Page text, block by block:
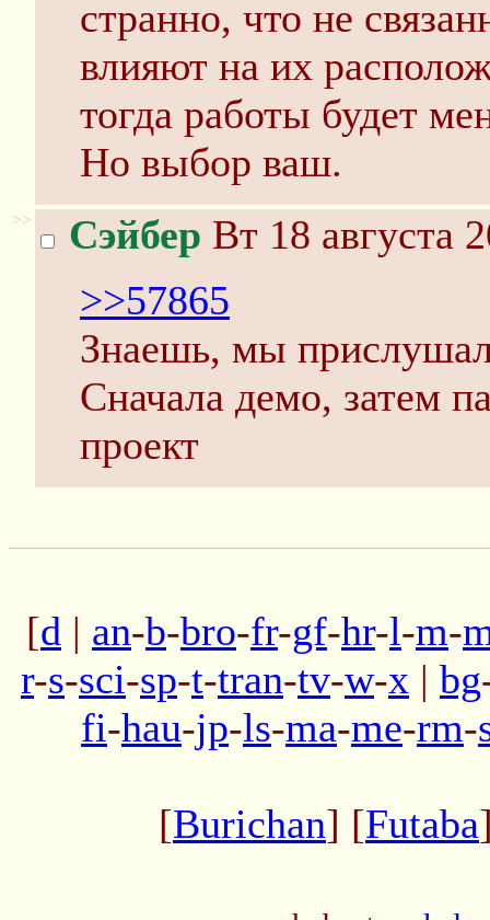
странно, что не
влияют на их
тогда работы будет
Но выбор ваш.
>> Сэйбер Вт 18 августа
>>57865
Знаешь, мы
Сначала демо, затем
проект
[d | an-b-bro-fr-gf-hr-l-m-
r-s-sci-sp-t-tran-tv-w-x | bg
fi-hau-jp-ls-ma-me-rm-
[Burichan] [Futaba